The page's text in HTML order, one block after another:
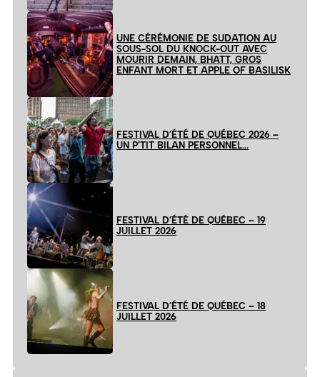
UNE CÉRÉMONIE DE SUDATION AU
SOUS-SOL DU KNOCK-OUT AVEC
MOURIR DEMAIN, BHATT, GROS
ENFANT MORT ET APPLE OF BASILISK
FESTIVAL D’ÉTÉ DE QUÉBEC 2026 –
UN P’TIT BILAN PERSONNEL…
FESTIVAL D’ÉTÉ DE QUÉBEC – 19
JUILLET 2026
FESTIVAL D’ÉTÉ DE QUÉBEC – 18
JUILLET 2026